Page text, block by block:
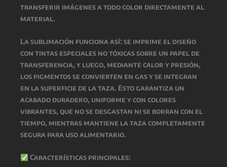
transferir imágenes a todo color directamente al
material.
La sublimación funciona así: se imprime el diseño
con tintas especiales no tóxicassobre un papel de
transferencia, y luego, mediante calor y presión,
los pigmentos se convierten en gas y se integran
en la superficie de la taza. Esto garantiza un
acabado duradero, uniforme y con colores
vibrantes, que no se desgastan ni se borran con el
tiempo, mientras mantiene la taza completamente
segura para uso alimentario.
Características principales: